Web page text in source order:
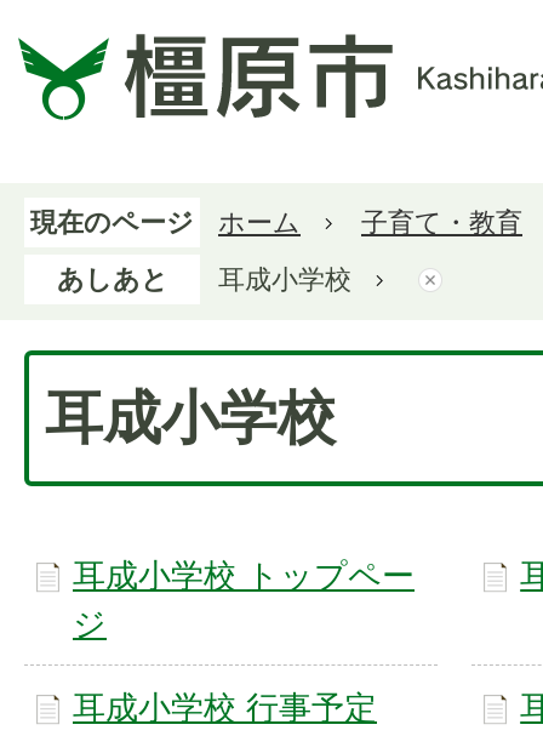
現在のページ ホーム
子育て・教育
あしあと
耳成小学校
耳成小学校
耳成小学校 トップペー
ジ
耳成小学校 行事予定